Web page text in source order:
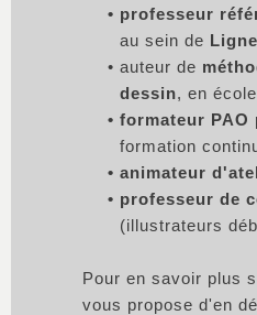
professeur
au sein de
auteur de
dessin, en
formateur PAO
formation
animateur
professeur de
(illustrateurs
Pour en savoir plus
vous propose d'en